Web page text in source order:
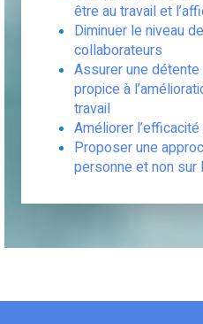
être au travail et
Diminuer le niveau
collaborateurs
Assurer une
propice à
travail
Améliorer
Proposer une
personne et non sur